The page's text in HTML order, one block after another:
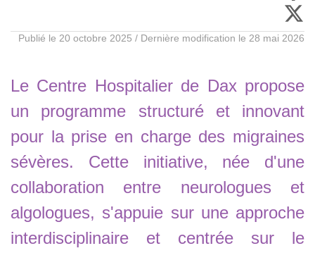
Publié le 20 octobre 2025 / Dernière modification le 28 mai 2026
Le Centre Hospitalier de Dax propose
un programme structuré et innovant
pour la prise en charge des migraines
sévères. Cette initiative, née d'une
collaboration entre neurologues et
algologues, s'appuie sur une approche
interdisciplinaire et centrée sur le